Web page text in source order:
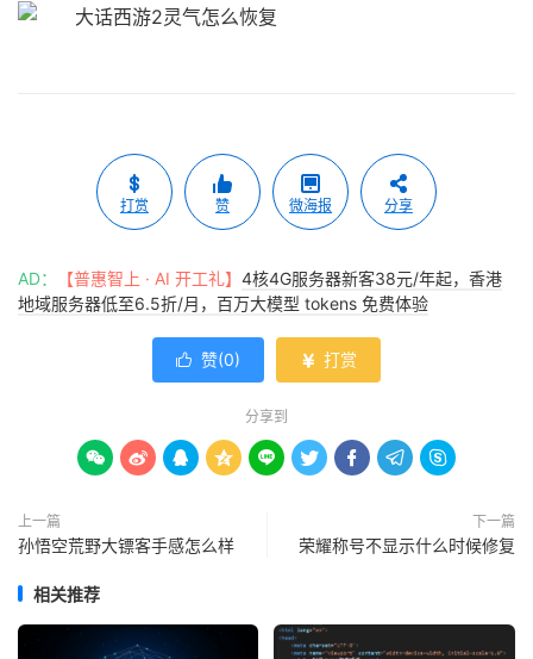
打赏 赞 微海报 分享
AD： 【普惠智上 · AI 开工礼】 4核4G服务器新客38元/年起，香港
地域服务器低至6.5折/月，百万大模型 tokens 免费体验
 赞(0)  打赏
分享到
        
上一篇
孙悟空荒野大镖客手感怎么样
下一篇
荣耀称号不显示什么时候修复
相关推荐